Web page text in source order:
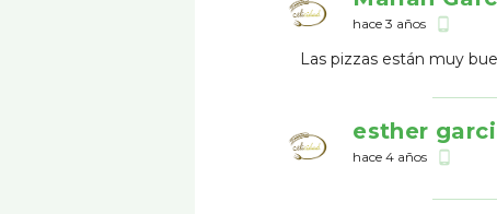
hace 3 años phone_android
Las pizzas están muy
esther
hace 4 años phone_android